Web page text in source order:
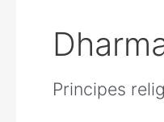
Principes